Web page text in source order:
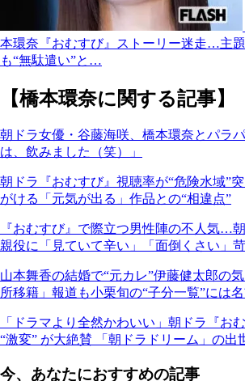
本環奈『おむすび』ストーリー迷走…主
も“無駄遣い”と…
【橋本環奈に関する記事】
朝ドラ女優・谷藤海咲、橋本環奈とパラ
は、飲みました（笑）」
朝ドラ『おむすび』視聴率が“危険水域”
がける「元気が出る」作品との“相違点”
『おむすび』で際立つ男性陣の不人気…
親役に「見ていて辛い」「面倒くさい」
山本舞香の結婚で“元カレ”伊藤健太郎の
所移籍」報道も小栗旬の“子分一覧”には
「ドラマより全然かわいい」朝ドラ『お
“激変” が大絶賛 「朝ドラドリーム」の出
今、あなたにおすすめの記事